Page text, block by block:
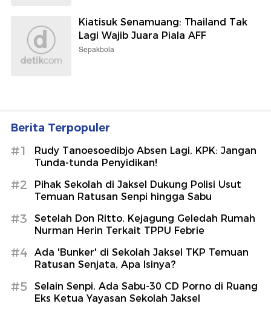
Kiatisuk Senamuang: Thailand Tak
Lagi Wajib Juara Piala AFF
Sepakbola
Berita Terpopuler
#1
Rudy Tanoesoedibjo Absen Lagi, KPK: Jangan
Tunda-tunda Penyidikan!
#2
Pihak Sekolah di Jaksel Dukung Polisi Usut
Temuan Ratusan Senpi hingga Sabu
#3
Setelah Don Ritto, Kejagung Geledah Rumah
Nurman Herin Terkait TPPU Febrie
#4
Ada 'Bunker' di Sekolah Jaksel TKP Temuan
Ratusan Senjata, Apa Isinya?
#5
Selain Senpi, Ada Sabu-30 CD Porno di Ruang
Eks Ketua Yayasan Sekolah Jaksel